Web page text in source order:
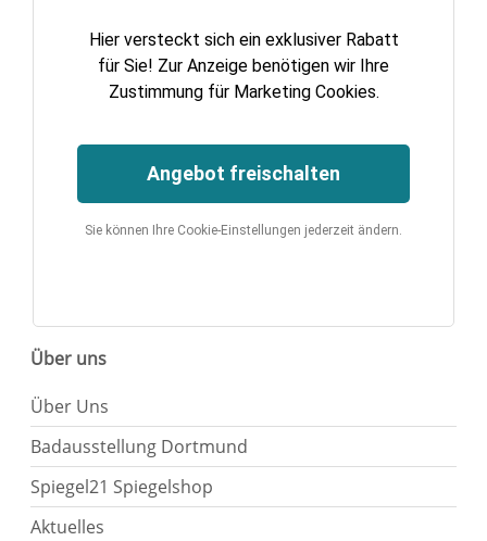
Hier versteckt sich ein exklusiver Rabatt
für Sie! Zur Anzeige benötigen wir Ihre
Zustimmung für Marketing Cookies.
Angebot freischalten
Sie können Ihre Cookie-Einstellungen jederzeit ändern.
Über uns
Über Uns
Badausstellung Dortmund
Spiegel21 Spiegelshop
Aktuelles